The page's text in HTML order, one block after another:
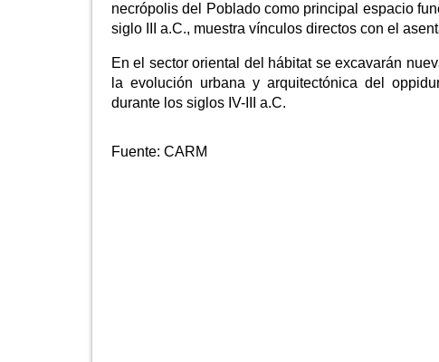
necrópolis del Poblado como principal espacio
siglo III a.C., muestra vínculos directos con el
En el sector oriental del hábitat se excavarán
la evolución urbana y arquitectónica del
durante los siglos IV-III a.C.
Fuente: CARM